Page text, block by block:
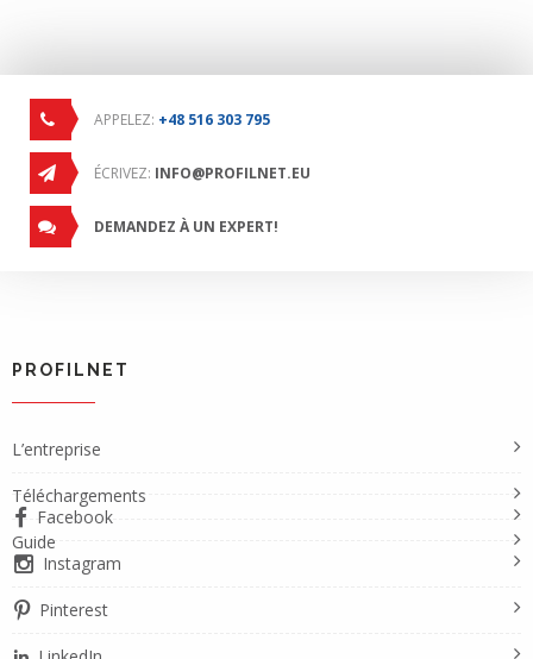
APPELEZ: +48 516 303 795
ÉCRIVEZ: INFO@PROFILNET.EU
DEMANDEZ À UN EXPERT!
PROFILNET
L’entreprise
Téléchargements
Guide
Facebook
Instagram
Pinterest